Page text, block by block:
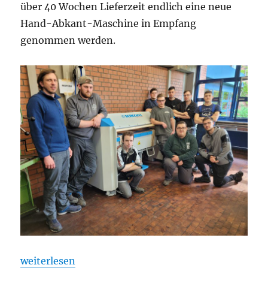
über 40 Wochen Lieferzeit endlich eine neue
Hand-Abkant-Maschine in Empfang
genommen werden.
„Neue Abkantbank für den Werkstatt-Unterricht
weiterlesen